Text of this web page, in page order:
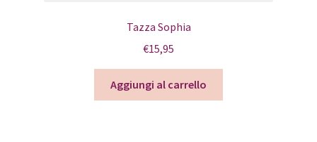
Tazza Sophia
€15,95
Aggiungi al carrello